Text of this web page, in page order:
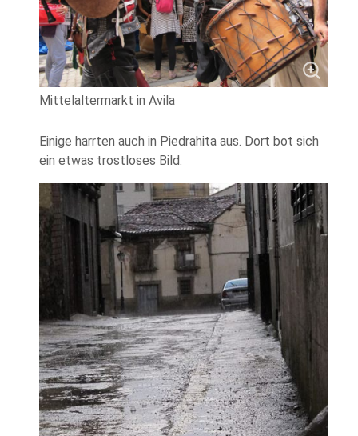
Mittelaltermarkt in Avila
Einige harrten auch in Piedrahita aus. Dort bot sich
ein etwas trostloses Bild.